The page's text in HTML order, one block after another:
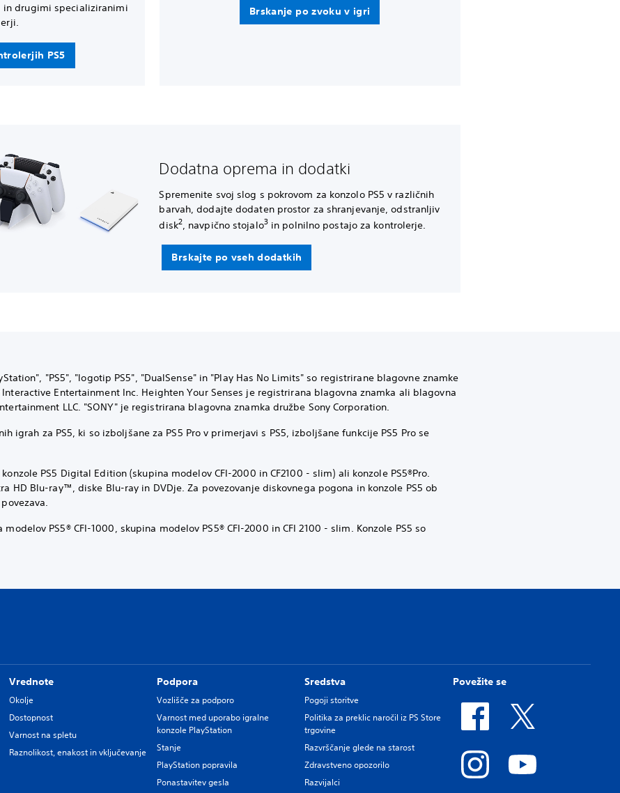
drugimi specializiranimi
PS5
Brskanje po zvoku v igri
Dodatna oprema in dodatki
Spremenite svoj slog s pokrovom za konzolo PS5 v različnih
barvah, dodajte dodaten prostor za shranjevanje, odstranljiv
disk2, navpično stojalo3in polnilno postajo za kontrolerje.
Brskajte po vseh dodatkih
"PS5", "logotip PS5", "DualSense" in "Play Has No Limits" so registrirane blagovne znamke
Entertainment Inc. Heighten Your Senses je registrirana blagovna znamka ali blagovna
LLC. "SONY" je registrirana blagovna znamka družbe Sony Corporation.
igrah za PS5, ki so izboljšane za PS5 Pro v primerjavi s PS5, izboljšane funkcije PS5 Pro se
PS5 Digital Edition (skupina modelov CFI-2000 in CF2100 - slim) ali konzole PS5®Pro.
HD Blu-ray™, diske Blu-ray in DVDje. Za povezovanje diskovnega pogona in konzole PS5 ob
PS5® CFI-1000, skupina modelov PS5® CFI-2000 in CFI 2100 - slim. Konzole PS5 so
Vrednote
Okolje
Dostopnost
Varnost na spletu
Raznolikost, enakost in vključevanje
Podpora
Vozlišče za podporo
Varnost med uporabo igralne
konzole PlayStation
Stanje
PlayStation popravila
Ponastavitev gesla
Sredstva
Pogoji storitve
Politika za preklic naročil iz PS Store
trgovine
Razvrščanje glede na starost
Zdravstveno opozorilo
Razvijalci
Povežite se